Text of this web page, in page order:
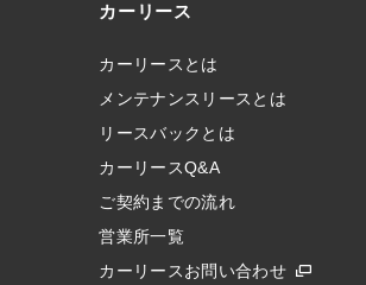
カーリース
カーリースとは
メンテナンスリースとは
リースバックとは
カーリースQ&A
ご契約までの流れ
営業所一覧
カーリースお問い合わせ